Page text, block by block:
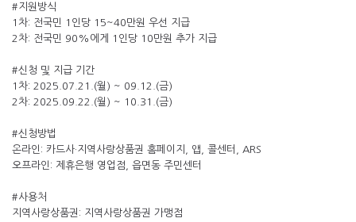
#지원방식
1차: 전국민 1인당 15~40만원 우선 지급
2차: 전국민 90%에게 1인당 10만원 추가 지급
#신청 및 지급 기간
1차: 2025.07.21.(월) ~ 09.12.(금)
2차: 2025.09.22.(월) ~ 10.31.(금)
#신청방법
온라인: 카드사·지역사랑상품권 홈페이지, 앱, 콜센터, ARS
오프라인: 제휴은행 영업점, 읍면동 주민센터
#사용처
지역사랑상품권: 지역사랑상품권 가맹점